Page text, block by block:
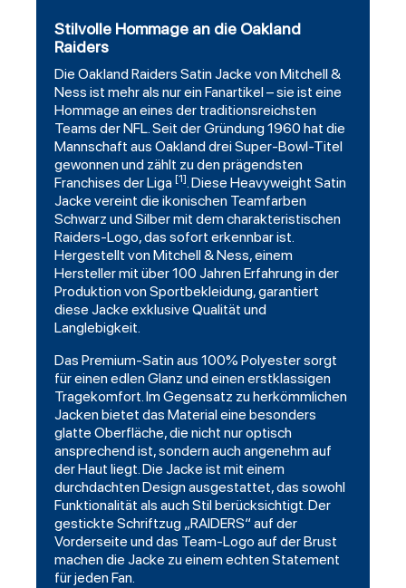
Stilvolle Hommage an die Oakland
Raiders
Die Oakland Raiders SatinJacke vonMitchell&
Ness ist mehr als nur ein Fanartikel – sie ist eine
Hommage an eines der traditionsreichsten
Teams der NFL. Seit der Gründung 1960 hat die
Mannschaft aus Oakland drei Super-Bowl-Titel
gewonnen und zählt zu den prägendsten
Franchises der Liga [1]. Diese Heavyweight Satin
Jacke vereint die ikonischen Teamfarben
Schwarz und Silber mit dem charakteristischen
Raiders-Logo, das sofort erkennbar ist.
Hergestellt von Mitchell & Ness, einem
Hersteller mit über 100 Jahren Erfahrung in der
Produktion von Sportbekleidung, garantiert
diese Jacke exklusive Qualität und
Langlebigkeit.
Das Premium-Satin aus 100% Polyester sorgt
für einen edlen Glanz und einen erstklassigen
Tragekomfort. Im Gegensatz zu herkömmlichen
Jacken bietet das Material eine besonders
glatte Oberfläche, die nicht nur optisch
ansprechend ist, sondern auch angenehm auf
der Haut liegt. Die Jacke ist mit einem
durchdachten Design ausgestattet, das sowohl
Funktionalität als auch Stil berücksichtigt. Der
gestickte Schriftzug „RAIDERS“ auf der
Vorderseite und das Team-Logo auf der Brust
machen die Jacke zu einem echten Statement
für jeden Fan.